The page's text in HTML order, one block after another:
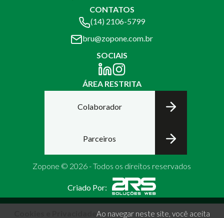
CONTATOS
(14) 2106-5799
bru@zopone.com.br
SOCIAIS
ÁREA RESTRITA
Colaborador
Parceiros
Zopone © 2026 - Todos os direitos reservados
Criado Por:
Ao navegar neste site, você aceita